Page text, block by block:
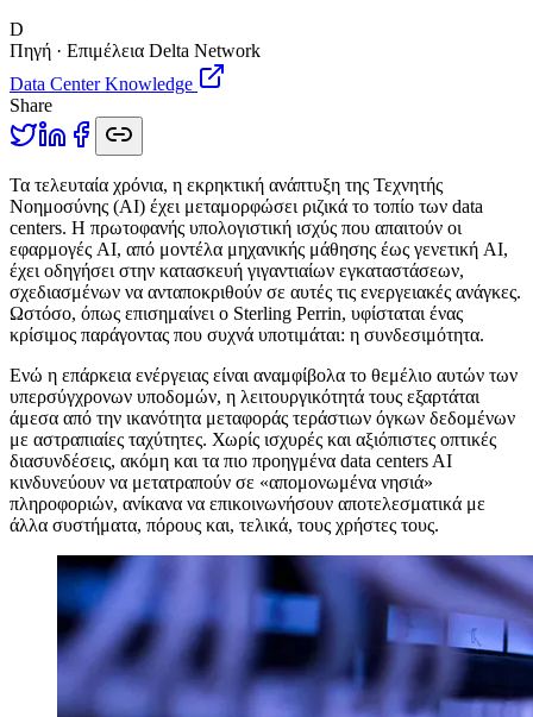
D
Πηγή · Επιμέλεια Delta Network
Data Center Knowledge
Share
Τα τελευταία χρόνια, η εκρηκτική ανάπτυξη της Τεχνητής
Νοημοσύνης (AI) έχει μεταμορφώσει ριζικά το τοπίο των data
centers. Η πρωτοφανής υπολογιστική ισχύς που απαιτούν οι
εφαρμογές AI, από μοντέλα μηχανικής μάθησης έως γενετική AI,
έχει οδηγήσει στην κατασκευή γιγαντιαίων εγκαταστάσεων,
σχεδιασμένων να ανταποκριθούν σε αυτές τις ενεργειακές ανάγκες.
Ωστόσο, όπως επισημαίνει ο Sterling Perrin, υφίσταται ένας
κρίσιμος παράγοντας που συχνά υποτιμάται: η συνδεσιμότητα.
Ενώ η επάρκεια ενέργειας είναι αναμφίβολα το θεμέλιο αυτών των
υπερσύγχρονων υποδομών, η λειτουργικότητά τους εξαρτάται
άμεσα από την ικανότητα μεταφοράς τεράστιων όγκων δεδομένων
με αστραπιαίες ταχύτητες. Χωρίς ισχυρές και αξιόπιστες οπτικές
διασυνδέσεις, ακόμη και τα πιο προηγμένα data centers AI
κινδυνεύουν να μετατραπούν σε «απομονωμένα νησιά»
πληροφοριών, ανίκανα να επικοινωνήσουν αποτελεσματικά με
άλλα συστήματα, πόρους και, τελικά, τους χρήστες τους.